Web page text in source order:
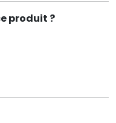
produit ?